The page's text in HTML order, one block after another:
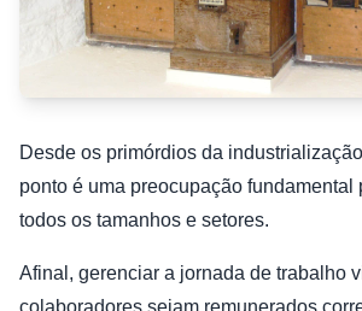
Desde os primórdios da
ponto é uma preocupação fundamental
todos os tamanhos e setores.
Afinal, gerenciar a jornada de trabalho